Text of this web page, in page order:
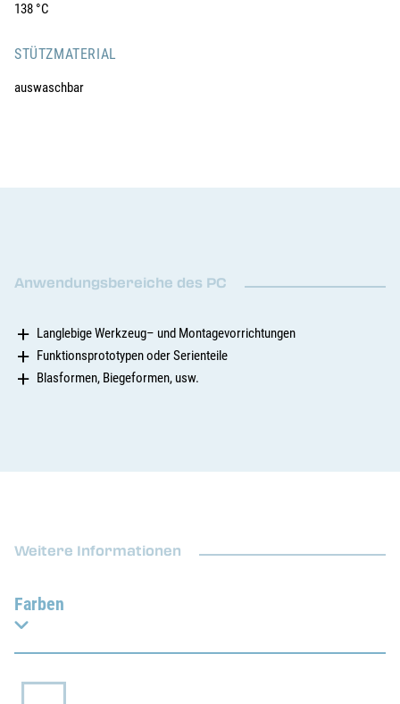
138 °C
STÜTZMATERIAL
auswaschbar
Anwendungsbereiche des PC
Langlebige Werkzeug– und Montagevorrichtungen
Funktionsprototypen oder Serienteile
Blasformen, Biegeformen, usw.
Weitere Informationen
Farben